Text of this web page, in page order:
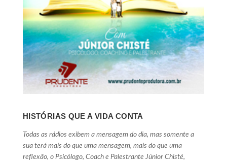
HISTÓRIAS QUE A VIDA CONTA
Todas as rádios exibem a mensagem do dia, mas somente a
sua terá mais do que uma mensagem, mais do que uma
reflexão, o Psicólogo, Coach e Palestrante Júnior Chisté,